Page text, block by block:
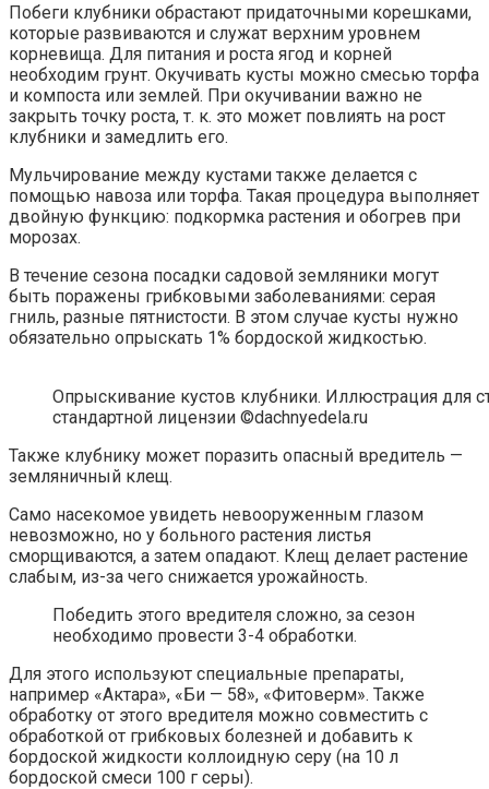
Побеги клубники обрастают придаточными корешками,
которые развиваются и служат верхним уровнем
корневища. Для питания и роста ягод и корней
необходим грунт. Окучивать кусты можно смесью торфа
и компоста или землей. При окучивании важно не
закрыть точку роста, т. к. это может повлиять на рост
клубники и замедлить его.
Мульчирование между кустами также делается с
помощью навоза или торфа. Такая процедура выполняет
двойную функцию: подкормка растения и обогрев при
морозах.
В течение сезона посадки садовой земляники могут
быть поражены грибковыми заболеваниями: серая
гниль, разные пятнистости. В этом случае кусты нужно
обязательно опрыскать 1% бордоской жидкостью.
Опрыскивание кустов клубники. Иллюстрация для
стандартной лицензии ©dachnyedela.ru
Также клубнику может поразить опасный вредитель —
земляничный клещ.
Само насекомое увидеть невооруженным глазом
невозможно, но у больного растения листья
сморщиваются, а затем опадают. Клещ делает растение
слабым, из-за чего снижается урожайность.
Победить этого вредителя сложно, за сезон
необходимо провести 3-4 обработки.
Для этого используют специальные препараты,
например «Актара», «Би — 58», «Фитоверм». Также
обработку от этого вредителя можно совместить с
обработкой от грибковых болезней и добавить к
бордоской жидкости коллоидную серу (на 10 л
бордоской смеси 100 г серы).